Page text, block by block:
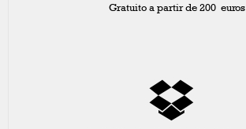
Gratuito a partir de 200 euros